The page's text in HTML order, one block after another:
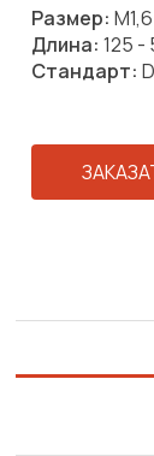
Размер:
Длина: 125 -
Стандарт: